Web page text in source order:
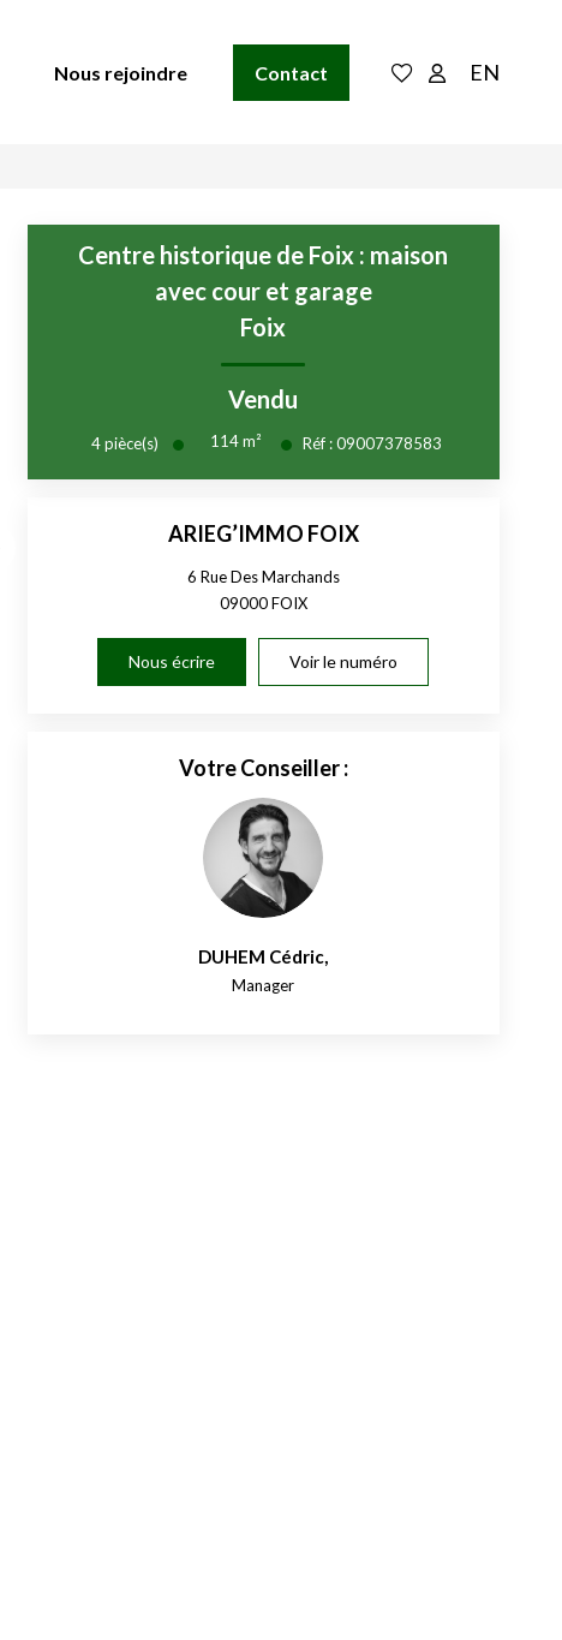
Nous rejoindre Contact EN
Centre historique de Foix : maison
avec cour et garage
Foix
Vendu
4pièce(s) 114m² Réf :09007378583
ARIEG’IMMO FOIX
6 Rue Des Marchands
09000FOIX
Nous écrire Voir le numéro
Votre Conseiller :
DUHEM Cédric,
Manager